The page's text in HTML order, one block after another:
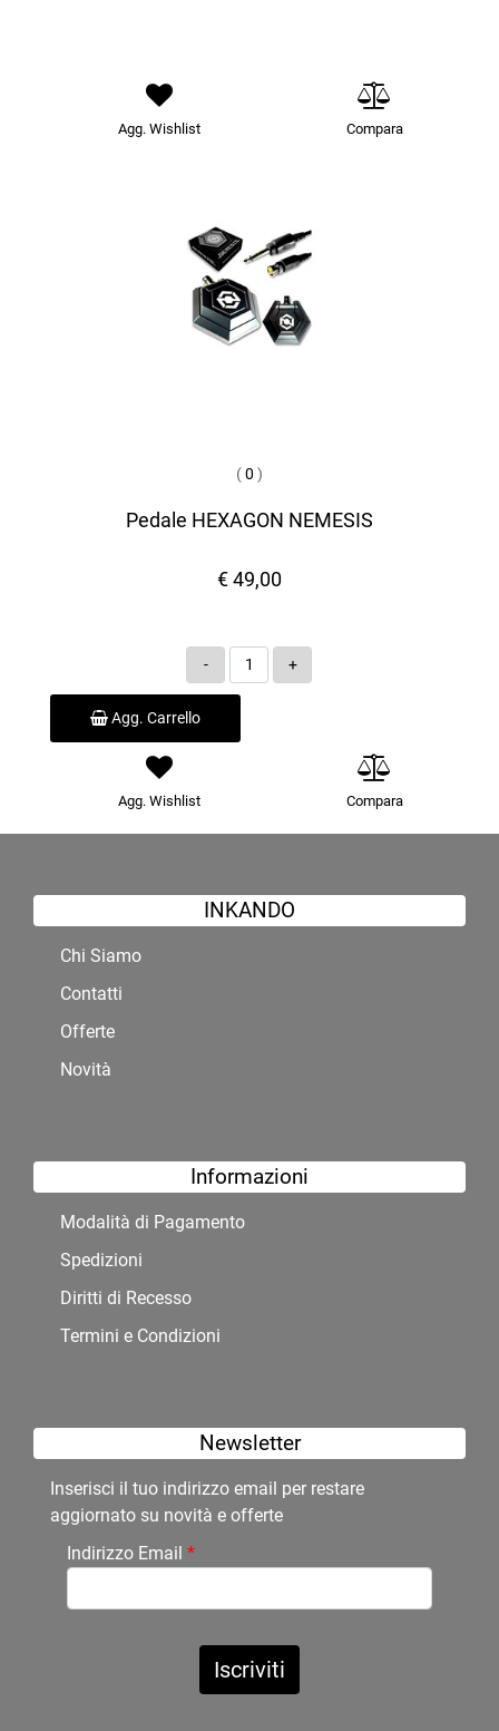
Agg. Wishlist Compara
(0 )
Pedale HEXAGON NEMESIS
€ 49,00
Quantità
Agg. Carrello
Agg. Wishlist Compara
INKANDO
Chi Siamo
Contatti
Offerte
Novità
Informazioni
Modalità di Pagamento
Spedizioni
Diritti di Recesso
Termini e Condizioni
Newsletter
Inserisci il tuo indirizzo email per restare
aggiornato su novità e offerte
Indirizzo Email *